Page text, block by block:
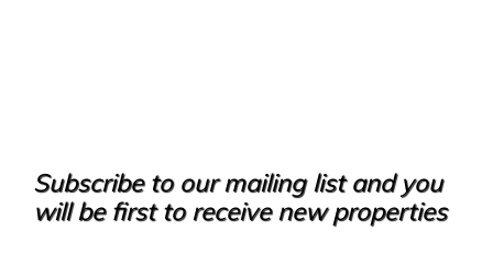
Subscribe to our mailing list and you
will be first to receive new properties